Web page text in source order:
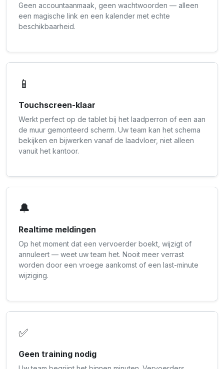
Geen accountaanmaak, geen wachtwoorden — alleen
een magische link en een kalender met echte
beschikbaarheid.
📱
Touchscreen-klaar
Werkt perfect op de tablet bij het laadperron of een aan
de muur gemonteerd scherm. Uw team kan het schema
bekijken en bijwerken vanaf de laadvloer, niet alleen
vanuit het kantoor.
🔔
Realtime meldingen
Op het moment dat een vervoerder boekt, wijzigt of
annuleert — weet uw team het. Nooit meer verrast
worden door een vroege aankomst of een last-minute
wijziging.
✅
Geen training nodig